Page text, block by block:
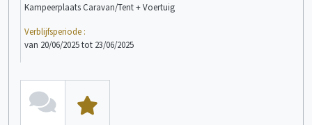
Kampeerplaats Caravan/Tent + Voertuig
Verblijfsperiode :
van 20/06/2025 tot 23/06/2025